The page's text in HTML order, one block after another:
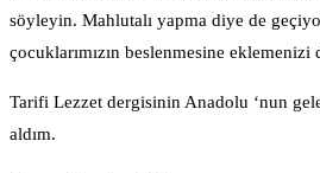
söyleyin. Mahlutalı yapma diye de
çocuklarımızın beslenmesine eklemenizi
Tarifi Lezzet dergisinin Anadolu ‘nun
aldım.